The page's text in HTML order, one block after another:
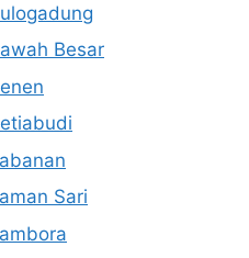
Besar
Sari